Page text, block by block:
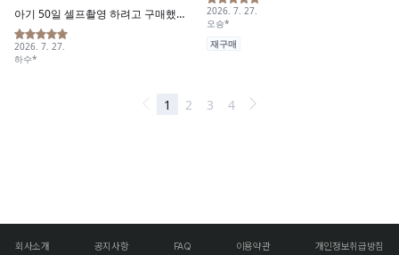
회사소개 공지사항 FAQ 이용약관 개인정보취급방침